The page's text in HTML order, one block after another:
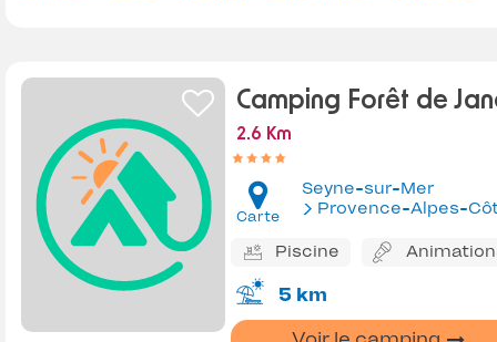
Camping Forêt de
2.6 Km
Carte
Seyne-sur-Mer
Provence-Alpes-Côte
Piscine
5 km